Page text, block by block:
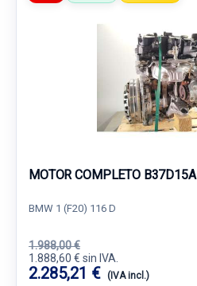
MOTOR COMPLETO B37D15A
BMW 1 (F20) 116 D
1.988,00 €
1.888,60 € sin IVA.
2.285,21 € (IVA incl.)